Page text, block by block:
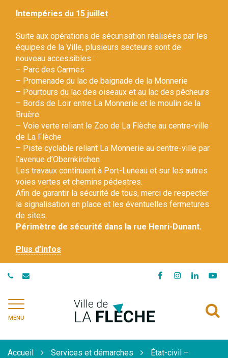
Intempéries du 15 juillet
Suite aux opérations de sécurisation réalisées par les
équipes de la Ville, plusieurs secteurs sont de
nouveau accessibles :
– Parc des Carmes
– Promenade du lac de baignade de la Monnerie
– Pourtours du lac des oiseaux et au lac des pêcheurs
– Bords de Loir entre La Monnerie et le moulin de la
Bruère
– Voie verte reliant le Zoo de La Flèche au centre-ville
de La Flèche
– Piste cyclable reliant La Monnerie au centre-ville par
l’avenue d’Obernkirchen
Les travaux continuent à Port-Luneau et sur les autres
voies vertes et chemins pédestres.
Afin de garantir la sécurité de tous, merci de respecter
la signalisation en place et les éventuelles fermetures
de sites.
Périmètre de sécurité dans la rue Henri-Dunant.
Plus d’infos
Lien
Lien
compte
Instagram
Lien
compte
MENU
Accueil Services et démarches
État-civil –